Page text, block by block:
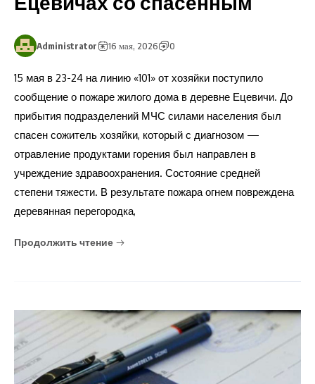
Administrator 16 мая, 2026 0
15 мая в 23-24 на линию «101» от хозяйки поступило
сообщение о пожаре жилого дома в деревне Ецевичи. До
прибытия подразделений МЧС силами населения был
спасен сожитель хозяйки, который с диагнозом —
отравление продуктами горения был направлен в
учреждение здравоохранения. Состояние средней
степени тяжести. В результате пожара огнем повреждена
деревянная перегородка,
Продолжить чтение